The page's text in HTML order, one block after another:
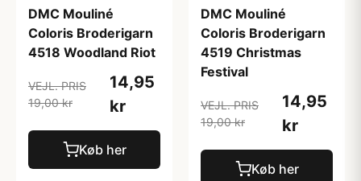
DMC Mouliné
Coloris Broderigarn
4518 Woodland Riot
VEJL. PRIS
19,00 kr
14,95
kr
Køb her
DMC Mouliné
Coloris Broderigarn
4519 Christmas
Festival
VEJL. PRIS
19,00 kr
14,95
kr
Køb her